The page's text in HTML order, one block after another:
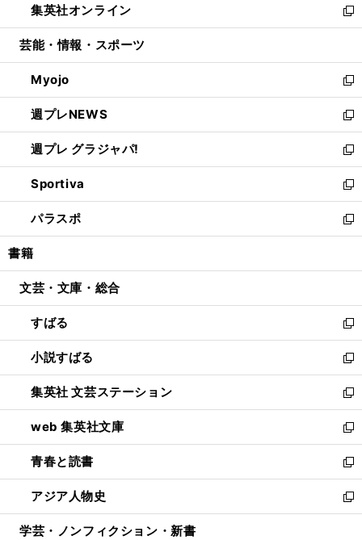
く
で
開
ド
ウ
開
く
ィ
ン
ウ
で
開
く
い
ウ
ン
ド
ウ
で
開
く
集英社オンライン
新
し
ウ
ィ
ン
ド
ウ
で
開
く
芸能・情報・スポーツ
Myojo
新
し
い
ウ
ィ
ン
ド
ウ
で
開
週プレNEWS
新
し
い
ウ
ィ
ン
ド
ウ
開
週プレ グラジャパ!
新
し
い
ウ
ィ
ン
ウ
開
く
Sportiva
新
し
い
ウ
ン
ウ
で
開
く
パラスポ
新
し
ウ
ン
ド
ウ
で
開
く
書籍
文芸・文庫・総合
すばる
新
し
い
ウ
ィ
ン
ド
ウ
で
開
く
小説すばる
新
し
い
ウ
ィ
ン
ド
ウ
で
開
集英社 文芸ステーション
新
し
い
ウ
ィ
ン
ド
ウ
web 集英社文庫
新
し
い
ウ
ィ
ン
青春と読書
新
し
い
ウ
アジア人物史
新
し
学芸・ノンフィクション・新書